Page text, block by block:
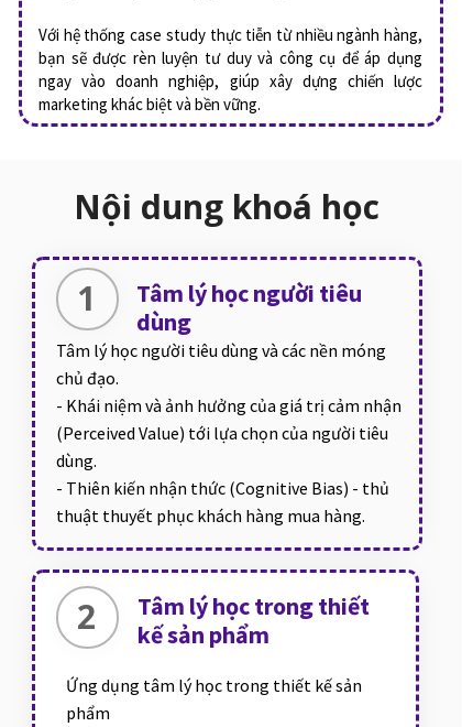
Với hệ thống case study thực tiễn từ nhiều ngành hàng,
bạn sẽ được rèn luyện tư duy và công cụ để áp dụng
ngay vào doanh nghiệp, giúp xây dựng chiến lược
marketing khác biệt và bền vững.
Nội dung khoá học
Tâm lý học người tiêu
dùng
Tâm lý học người tiêu dùng và các nền móng
chủ đạo.
- Khái niệm và ảnh hưởng của giá trị cảm nhận
(Perceived Value) tới lựa chọn của người tiêu
dùng.
- Thiên kiến nhận thức (Cognitive Bias) - thủ
thuật thuyết phục khách hàng mua hàng.
1
Tâm lý học trong thiết
kế sản phẩm
Ứng dụng tâm lý học trong thiết kế sản
phẩm
2